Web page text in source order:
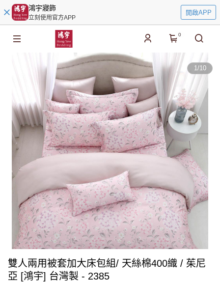
鴻宇寢飾
立刻使用官方APP
開啟APP
0
1/10
雙人兩用被套加大床包組/ 天絲棉400織 / 茱尼
亞 [鴻宇] 台灣製 - 2385